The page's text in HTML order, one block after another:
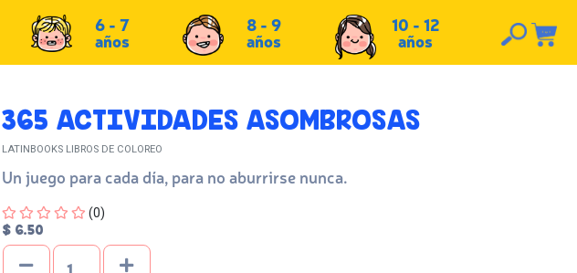
6 - 7
años
8 - 9
años
10 - 12
años
365 ACTIVIDADES ASOMBROSAS
LATINBOOKS LIBROS DE COLOREO
Un juego para cada día, para no aburrirse nunca.
Four out of Five Stars
(0)
$ 6.50